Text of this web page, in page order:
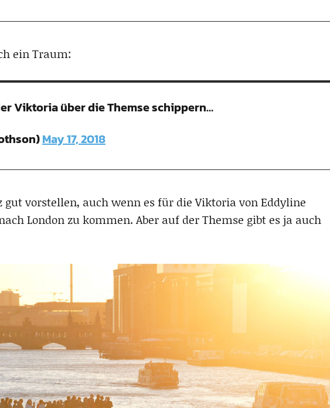
ein Traum:
Viktoria über die Themse schippern…
May 17, 2018
vorstellen, auch wenn es für die Viktoria von Eddyline
London zu kommen. Aber auf der Themse gibt es ja auch